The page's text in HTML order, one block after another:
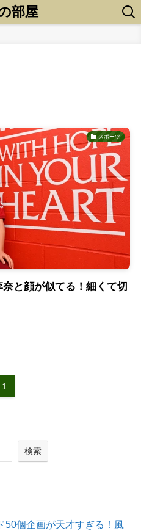
部屋
スポーツ
奈と顔が似てる！細くて切
1
検索
50個企画が天才すぎる！風